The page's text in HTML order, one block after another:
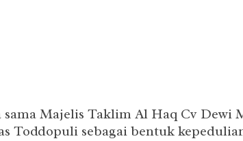
sama Majelis Taklim Al Haq Cv Dewi
Toddopuli sebagai bentuk